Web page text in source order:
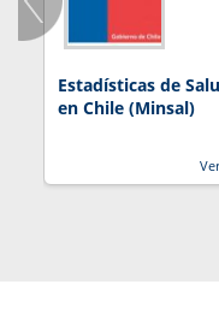
Estadísticas de
en Chile (Minsal)